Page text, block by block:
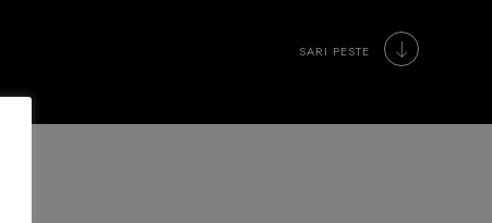
SARI PESTE